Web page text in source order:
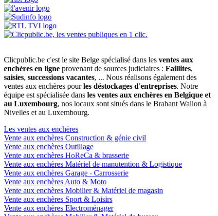
Clicpublic.be c'est le site Belge spécialisé dans les ventes aux
enchères en ligne provenant de sources judiciaires : Faillites,
saisies, successions vacantes, ... Nous réalisons également des
ventes aux enchères pourles déstockages d'entreprises. Notre
équipe est spécialisée dans les ventes aux enchères en Belgique et
au Luxembourg, nos locaux sont situés dans le Brabant Wallon à
Nivelles et au Luxembourg.
Les ventes aux enchères
Vente aux enchères Construction & génie civil
Vente aux enchères Outillage
Vente aux enchères HoReCa & brasserie
Vente aux enchères Matériel de manutention & Logistique
Vente aux enchères Garage - Carrosserie
Vente aux enchères Auto & Moto
Vente aux enchères Mobilier & Matériel de magasin
Vente aux enchères Sport & Loisirs
Vente aux enchères Electroménager